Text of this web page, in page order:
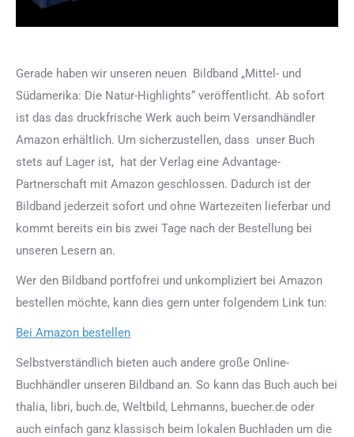
Gerade haben wir unseren neuen Bildband „Mittel- und
Südamerika: Die Natur-Highlights“ veröffentlicht. Ab sofort
ist das das druckfrische Werk auch beim Versandhändler
Amazon erhältlich. Um sicherzustellen, dass unser Buch
stets auf Lager ist, hat der Verlag eine Advantage-
Partnerschaft mit Amazon geschlossen. Dadurch ist der
Bildband jederzeit sofort und ohne Wartezeiten lieferbar und
kommt bereits ein bis zwei Tage nach der Bestellung bei
unseren Lesern an.
Wer den Bildband portfofrei und unkompliziert bei Amazon
bestellen möchte, kann dies gern unter folgendem Link tun:
Bei Amazon bestellen
Selbstverständlich bieten auch andere große Online-
Buchhändler unseren Bildband an. So kann das Buch auch bei
thalia, libri, buch.de, Weltbild, Lehmanns, buecher.de oder
auch einfach ganz klassisch beim lokalen Buchladen um die